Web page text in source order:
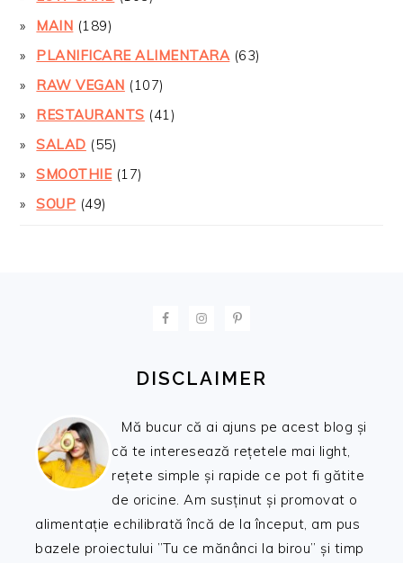
MAIN (189)
PLANIFICARE ALIMENTARA(63)
RAW VEGAN (107)
RESTAURANTS (41)
SALAD (55)
SMOOTHIE(17)
SOUP (49)
DISCLAIMER
Mă bucur că ai ajuns pe acest blog și
că te interesează rețetele mai light,
rețete simple și rapide ce pot fi gătite
de oricine. Am susținut și promovat o
alimentație echilibrată încă de la început, am pus
bazele proiectului ”Tu ce mănânci la birou” și timp